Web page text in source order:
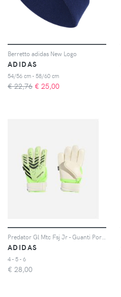
Berretto adidas New Logo
ADIDAS
54/56 cm - 58/60 cm
€ 22,76 € 25,00
ADIDAS
4 - 5 - 6
€ 28,00